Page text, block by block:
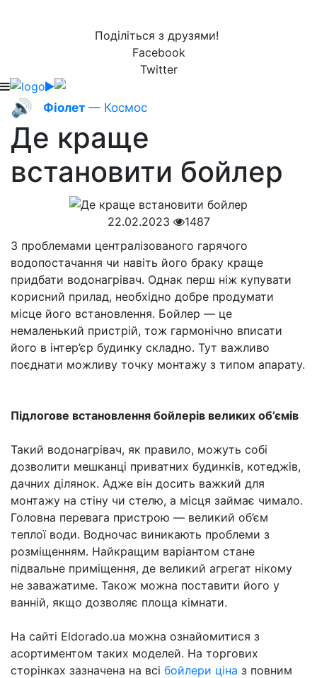
Поділіться з друзями!
Facebook
Twitter
🔊 Фіолет — Космос
Де краще
встановити бойлер
22.02.2023
1487
З проблемами централізованого гарячого
водопостачання чи навіть його браку краще
придбати водонагрівач. Однак перш ніж купувати
корисний прилад, необхідно добре продумати
місце його встановлення. Бойлер — це
немаленький пристрій, тож гармонічно вписати
його в інтер’єр будинку складно. Тут важливо
поєднати можливу точку монтажу з типом апарату.
Підлогове встановлення бойлерів великих об’ємів
Такий водонагрівач, як правило, можуть собі
дозволити мешканці приватних будинків, котеджів,
дачних ділянок. Адже він досить важкий для
монтажу на стіну чи стелю, а місця займає чимало.
Головна перевага пристрою — великий об’єм
теплої води. Водночас виникають проблеми з
розміщенням. Найкращим варіантом стане
підвальне приміщення, де великий агрегат нікому
не заважатиме. Також можна поставити його у
ванній, якщо дозволяє площа кімнати.
На сайті Eldorado.ua можна ознайомитися з
асортиментом таких моделей. На торгових
сторінках зазначена на всі бойлери ціна з повним